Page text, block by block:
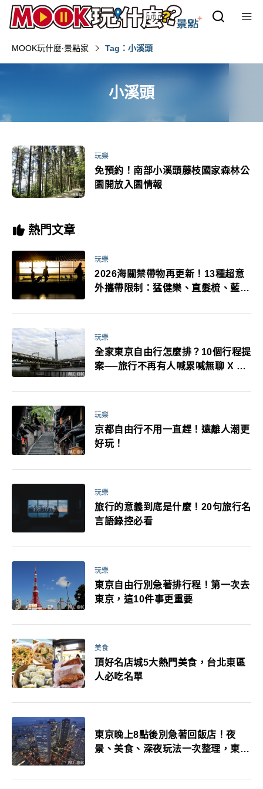
MOOK玩什麼‧景點家 Tag：小溪頭
小溪頭
玩樂
免預約！南部小溪頭藤枝國家森林公
園開放入園情報
熱門文章
玩樂
2026海關禁帶物再更新！13種超意
外攜帶限制：猛健樂、直髮梳、藍牙
萬！注意事項一次看！
玩樂
全家東京自由行怎麼排？10個行程提
案──旅行不再有人喊累喊無聊 X 爸
玩樂
京都自由行不用一直趕！遠離人潮更
好玩！
玩樂
旅行的意義到底是什麼！20句旅行名
言語錄控必看
玩樂
東京自由行別急著排行程！第一次去
東京，這10件事更重要
美食
頂好名店城5大熱門美食，台北東區
人必吃名單
東京晚上8點後別急著回飯店！夜
景、美食、深夜玩法一次整理，東京